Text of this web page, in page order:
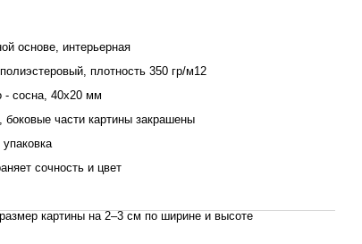
основе, интерьерная
плотность 350 гр/м12
- сосна, 40x20 мм
боковые части картины закрашены
сочность и цвет
картины на 2–3 см по ширине и высоте